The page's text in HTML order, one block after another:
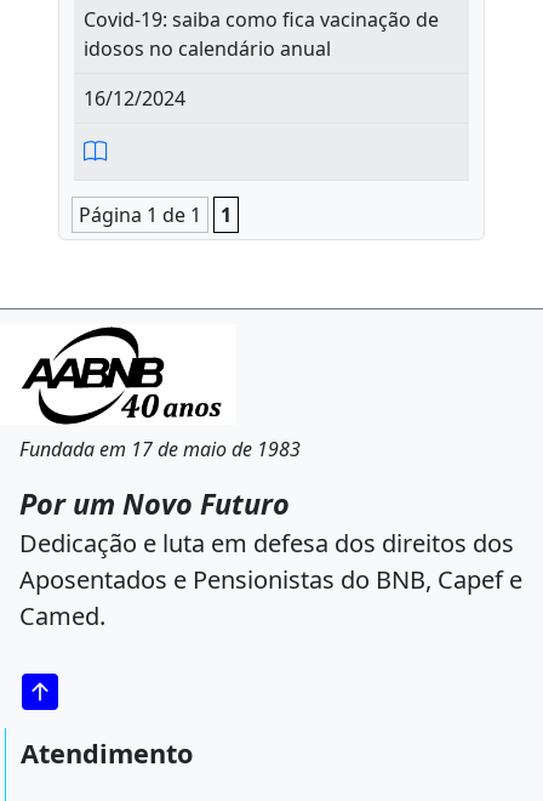
Covid-19: saiba como fica vacinação de
idosos no calendário anual
16/12/2024
Página 1 de 1 1
Fundada em 17 de maio de 1983
Por um Novo Futuro
Dedicação e luta em defesa dos direitos dos
Aposentados e Pensionistas do BNB, Capef e
Camed.
Atendimento